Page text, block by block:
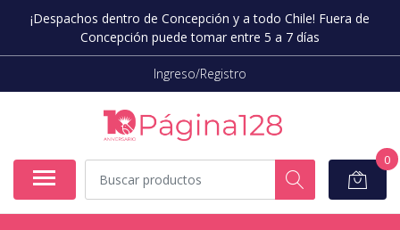
¡Despachos dentro de Concepción y a todo Chile! Fuera de
Concepción puede tomar entre 5 a 7 días
Ingreso/Registro
0